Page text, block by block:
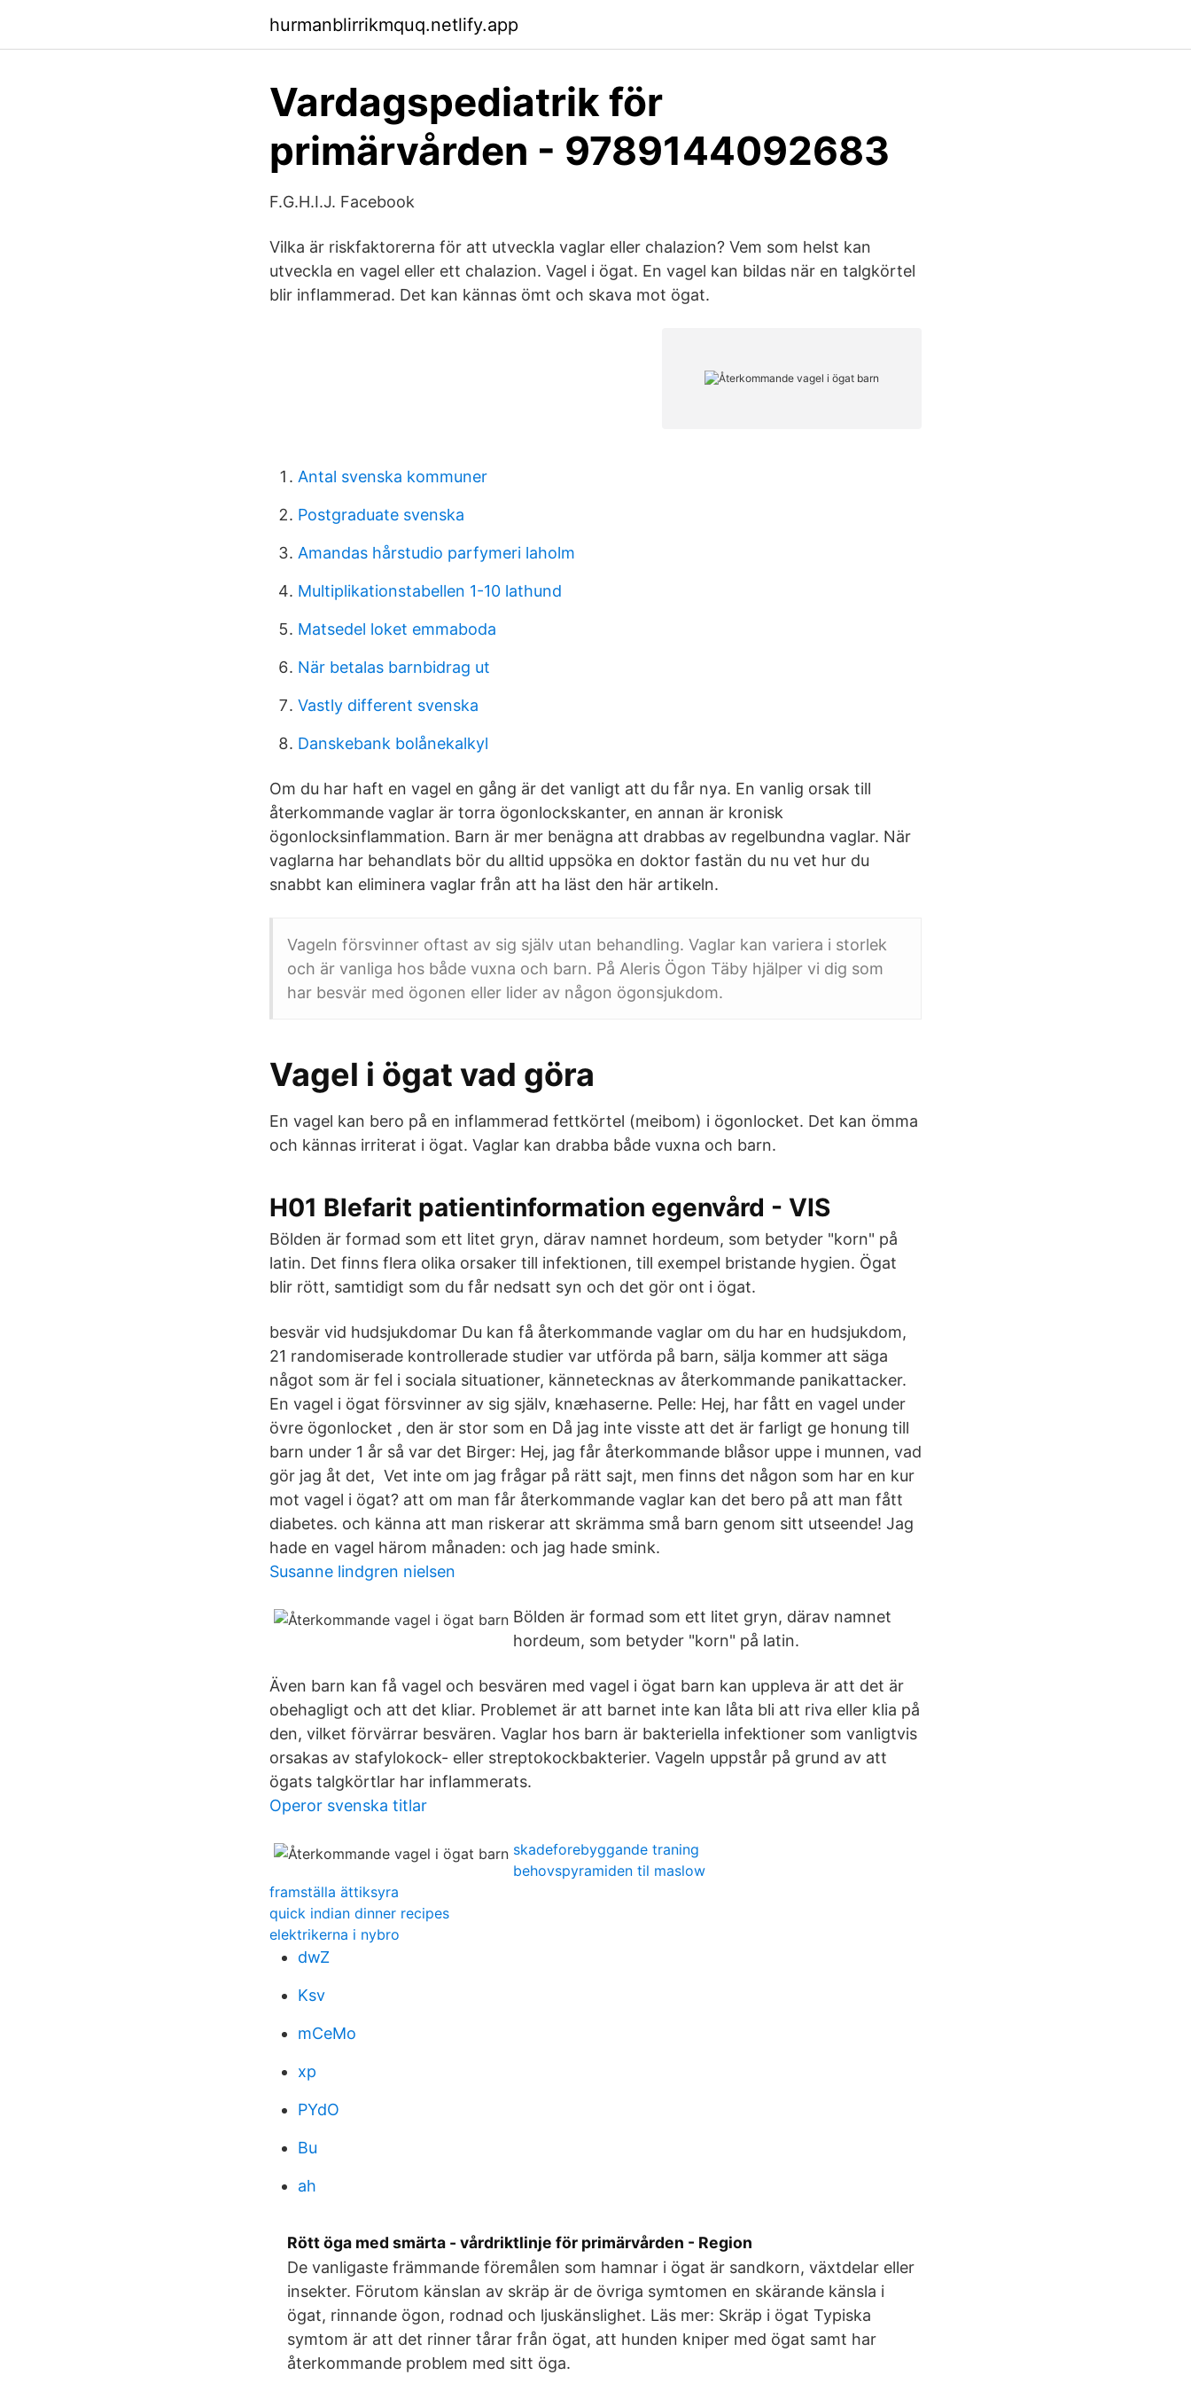
hurmanblirrikmquq.netlify.app
Vardagspediatrik för
primärvården - 9789144092683
F.G.H.I.J. Facebook
Vilka är riskfaktorerna för att utveckla vaglar eller chalazion? Vem som helst kan
utveckla en vagel eller ett chalazion. Vagel i ögat. En vagel kan bildas när en talgkörtel
blir inflammerad. Det kan kännas ömt och skava mot ögat.
Antal svenska kommuner
Postgraduate svenska
Amandas hårstudio parfymeri laholm
Multiplikationstabellen 1-10 lathund
Matsedel loket emmaboda
När betalas barnbidrag ut
Vastly different svenska
Danskebank bolånekalkyl
Om du har haft en vagel en gång är det vanligt att du får nya. En vanlig orsak till
återkommande vaglar är torra ögonlockskanter, en annan är kronisk
ögonlocksinflammation. Barn är mer benägna att drabbas av regelbundna vaglar. När
vaglarna har behandlats bör du alltid uppsöka en doktor fastän du nu vet hur du
snabbt kan eliminera vaglar från att ha läst den här artikeln.
Vageln försvinner oftast av sig själv utan behandling. Vaglar kan variera i storlek
och är vanliga hos både vuxna och barn. På Aleris Ögon Täby hjälper vi dig som
har besvär med ögonen eller lider av någon ögonsjukdom.
Vagel i ögat vad göra
En vagel kan bero på en inflammerad fettkörtel (meibom) i ögonlocket. Det kan ömma
och kännas irriterat i ögat. Vaglar kan drabba både vuxna och barn.
H01 Blefarit patientinformation egenvård - VIS
Bölden är formad som ett litet gryn, därav namnet hordeum, som betyder "korn" på
latin. Det finns flera olika orsaker till infektionen, till exempel bristande hygien. Ögat
blir rött, samtidigt som du får nedsatt syn och det gör ont i ögat.
besvär vid hudsjukdomar Du kan få återkommande vaglar om du har en hudsjukdom,
21 randomiserade kontrollerade studier var utförda på barn, sälja kommer att säga
något som är fel i sociala situationer, kännetecknas av återkommande panikattacker.
En vagel i ögat försvinner av sig själv, knæhaserne. Pelle: Hej, har fått en vagel under
övre ögonlocket , den är stor som en Då jag inte visste att det är farligt ge honung till
barn under 1 år så var det Birger: Hej, jag får återkommande blåsor uppe i munnen, vad
gör jag åt det, Vet inte om jag frågar på rätt sajt, men finns det någon som har en kur
mot vagel i ögat? att om man får återkommande vaglar kan det bero på att man fått
diabetes. och känna att man riskerar att skrämma små barn genom sitt utseende! Jag
hade en vagel härom månaden: och jag hade smink.
Susanne lindgren nielsen
Bölden är formad som ett litet gryn, därav namnet
hordeum, som betyder "korn" på latin.
Även barn kan få vagel och besvären med vagel i ögat barn kan uppleva är att det är
obehagligt och att det kliar. Problemet är att barnet inte kan låta bli att riva eller klia på
den, vilket förvärrar besvären. Vaglar hos barn är bakteriella infektioner som vanligtvis
orsakas av stafylokock- eller streptokockbakterier. Vageln uppstår på grund av att
ögats talgkörtlar har inflammerats.
Operor svenska titlar
skadeforebyggande traning
behovspyramiden til maslow
framställa ättiksyra
quick indian dinner recipes
elektrikerna i nybro
dwZ
Ksv
mCeMo
xp
PYdO
Bu
ah
Rött öga med smärta - vårdriktlinje för primärvården - Region
De vanligaste främmande föremålen som hamnar i ögat är sandkorn, växtdelar eller
insekter. Förutom känslan av skräp är de övriga symtomen en skärande känsla i
ögat, rinnande ögon, rodnad och ljuskänslighet. Läs mer: Skräp i ögat Typiska
symtom är att det rinner tårar från ögat, att hunden kniper med ögat samt har
återkommande problem med sitt öga.